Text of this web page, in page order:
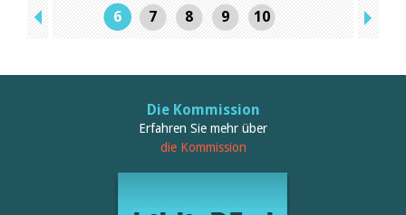
6 7 8 9 10
Die Kommission
Erfahren Sie mehr über
die Kommission